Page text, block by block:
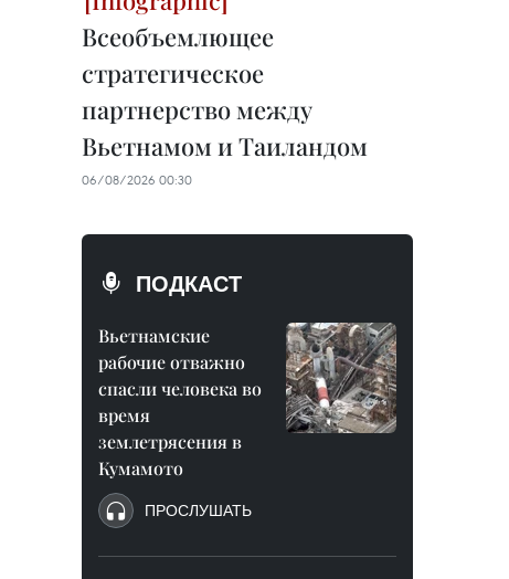
Всеобъемлющее
стратегическое
партнерство между
Вьетнамом и Таиландом
06/08/2026 00:30
ПОДКАСТ
Вьетнамские
рабочие отважно
спасли человека во
время
землетрясения в
Кумамото
ПРОСЛУШАТЬ